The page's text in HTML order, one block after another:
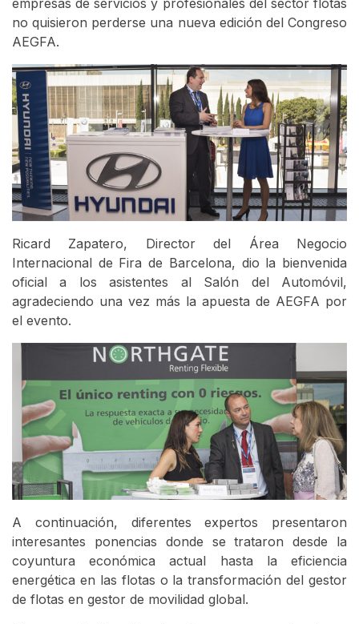
no quisieron perderse una nueva edición del Congreso
AEGFA.
Ricard Zapatero, Director del Área Negocio
Internacional de Fira de Barcelona, dio la bienvenida
oficial a los asistentes al Salón del Automóvil,
agradeciendo una vez más la apuesta de AEGFA por
el evento.
A continuación, diferentes expertos presentaron
interesantes ponencias donde se trataron desde la
coyuntura económica actual hasta la eficiencia
energética en las flotas o la transformación del gestor
de flotas en gestor de movilidad global.